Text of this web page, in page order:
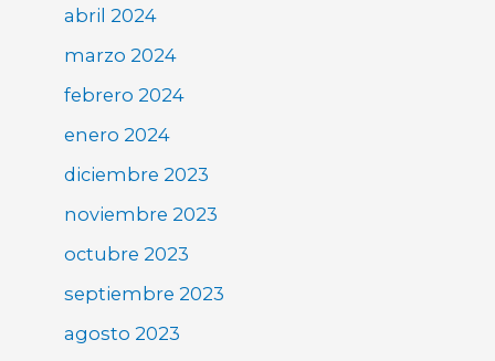
abril 2024
marzo 2024
febrero 2024
enero 2024
diciembre 2023
noviembre 2023
octubre 2023
septiembre 2023
agosto 2023